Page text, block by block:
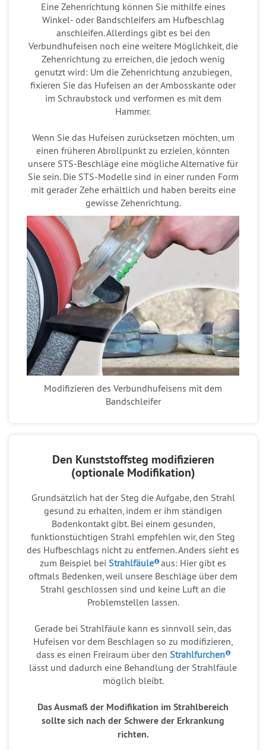
Eine Zehenrichtung können Sie mithilfe eines
Winkel- oder Bandschleifers am Hufbeschlag
anschleifen. Allerdings gibt es bei den
Verbundhufeisen noch eine weitere Möglichkeit, die
Zehenrichtung zu erreichen, die jedoch wenig
genutzt wird: Um die Zehenrichtung anzubiegen,
fixieren Sie das Hufeisen an der Ambosskante oder
im Schraubstock und verformen es mit dem
Hammer.
Wenn Sie das Hufeisen zurücksetzen möchten, um
einen früheren Abrollpunkt zu erzielen, könnten
unsere STS-Beschläge eine mögliche Alternative für
Sie sein. Die STS-Modelle sind in einer runden Form
mit gerader Zehe erhältlich und haben bereits eine
gewisse Zehenrichtung.
Modifizieren des Verbundhufeisens mit dem
Bandschleifer
Den Kunststoffsteg modifizieren
(optionale Modifikation)
Grundsätzlich hat der Steg die Aufgabe, den Strahl
gesund zu erhalten, indem er ihm ständigen
Bodenkontakt gibt. Bei einem gesunden,
funktionstüchtigen Strahl empfehlen wir, den Steg
des Hufbeschlags nicht zu entfernen. Anders sieht es
zum Beispiel bei Strahlfäule aus: Hier gibt es
oftmals Bedenken, weil unsere Beschläge über dem
Strahl geschlossen sind und keine Luft an die
Problemstellen lassen.
Gerade bei Strahlfäule kann es sinnvoll sein, das
Hufeisen vor dem Beschlagen so zu modifizieren,
dass es einen Freiraum über den Strahlfurchen
lässt und dadurch eine Behandlung der Strahlfäule
möglich bleibt.
Das Ausmaß der Modifikation im Strahlbereich
sollte sich nach der Schwere der Erkrankung
richten.